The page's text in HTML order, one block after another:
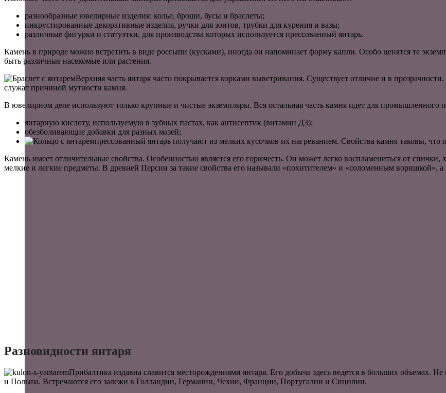
разнообразные ювелирные изделия: колье, броши, бусы и браслеты;
инкрустированные декоративные изделия, ручки для зонтов, трубки для курения и вазы;
различные фигурки и статуэтки, для производства которых используется прессованный янтарь.
Камень в природе можно встретить в виде россыпи (кусками), иногда он напоминает форму капли. Особо ценятся те
быть различные насекомые или растения.
Верхняя часть янтаря часто покрывается корками выветривания. Существует отличие и в
служат причиной мутности камня.
В ювелирном деле используют только крупные и чистые экземпляры. Вся остальная часть камня идет для промышленного
янтарную кислоту, используемую в зубных пастах, как антисептик (витамин Д3);
обезболивающие добавки для разных мазей;
прессованный янтарь получают из мелких кусочков их нагреванием. Свойства камня таковы, что
Камень имеет отличительные свойства. Особенностью является его горючесть. Он может легко воспламениться от спички,
мелкие и легкие предметы. В древней Персии за такие свойства его называли «похитителем» и «соломенным воришкой»,
Разновидности янтаря
Прибалтика издавна славится месторождениями янтаря. Его добыча здесь ведется в больших объемах.
и Польша. Встречаются его залежи в Голландии, Германии, Чехии, Франции, Португалии и Сицилии.